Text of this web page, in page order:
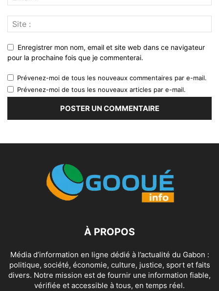
Enregistrer mon nom, email et site web dans ce navigateur
pour la prochaine fois que je commenterai.
Prévenez-moi de tous les nouveaux commentaires par e-mail.
Prévenez-moi de tous les nouveaux articles par e-mail.
À PROPOS
Média d’information en ligne dédié à l’actualité du Gabon :
politique, société, économie, culture, justice, sport et faits
divers. Notre mission est de fournir une information fiable,
vérifiée et accessible à tous, en temps réel.